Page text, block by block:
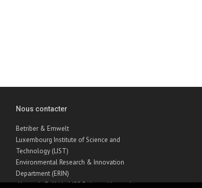
Nous contacter
Betriber & Emwelt
Luxembourg Institute of Science and
Technology (LIST)
Environmental Research & Innovation
Department (ERIN)
41, rue du Brill | L-4422 Belvaux | Luxembourg